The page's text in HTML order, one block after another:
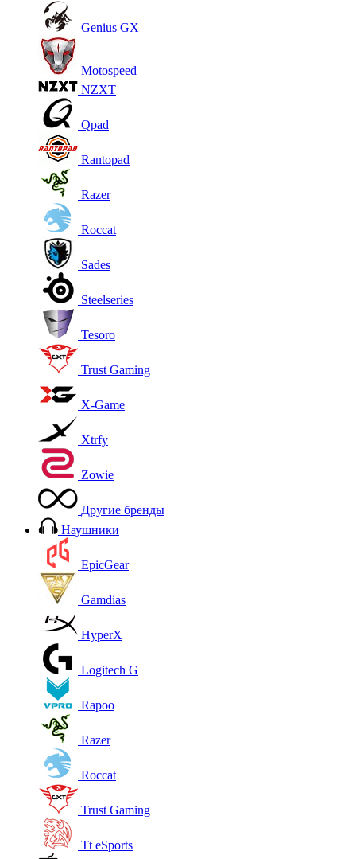
Genius GX
Motospeed
NZXT
Qpad
Rantopad
Razer
Roccat
Sades
Steelseries
Tesoro
Trust Gaming
X-Game
Xtrfy
Zowie
Другие бренды
Наушники
EpicGear
Gamdias
HyperX
Logitech G
Rapoo
Razer
Roccat
Trust Gaming
Tt eSports